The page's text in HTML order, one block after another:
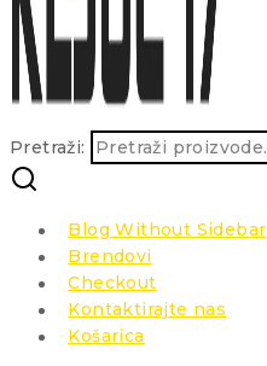
Pretraži:
Blog Without Sidebar
Brendovi
Checkout
Kontaktirajte nas
Košarica